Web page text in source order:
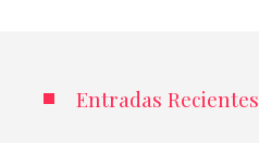
Entradas Recientes